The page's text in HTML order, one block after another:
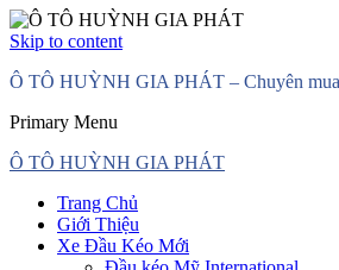
Skip to content
Ô TÔ HUỲNH GIA PHÁT – Chuyên mua
Primary Menu
Ô TÔ HUỲNH GIA PHÁT
Trang Chủ
Giới Thiệu
Xe Đầu Kéo Mới